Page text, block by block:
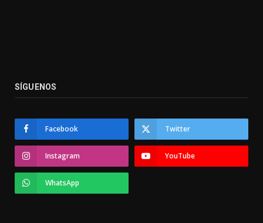
SÍGUENOS
Facebook Twitter
Instagram YouTube
WhatsApp